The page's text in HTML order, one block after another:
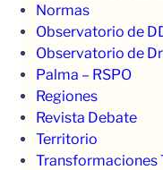
Normas
Observatorio de
Observatorio de
Palma – RSPO
Regiones
Revista Debate
Territorio
Transformaciones